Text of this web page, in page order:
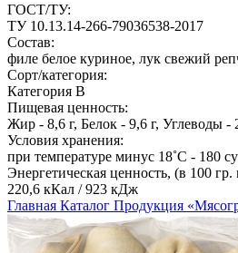
ГОСТ/ТУ:
ТУ 10.13.14-266-79036538-2017
Состав:
филе белое куриное, лук свежий
Cорт/категория:
Категория В
Пищевая ценность:
Жир - 8,6 г, Белок - 9,6 г, Углеводы -
Условия хранения:
при температуре минус 18˚С - 180
Энергетическая ценность, (в 100 гр.
220,6 кКал / 923 кДж
Главная Каталог Продукция